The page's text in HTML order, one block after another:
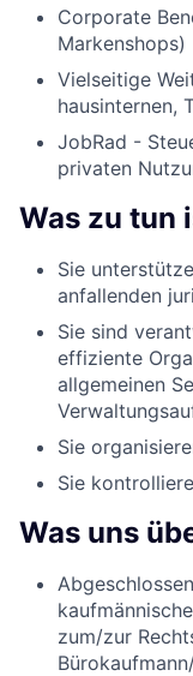
Corporate
Markenshops)
Vielseitige
hausinternen,
JobRad -
privaten
Was zu tun
Sie
anfallenden
Sie sind
effiziente
allgemeinen
Sie
Sie
Was uns
zum/zur